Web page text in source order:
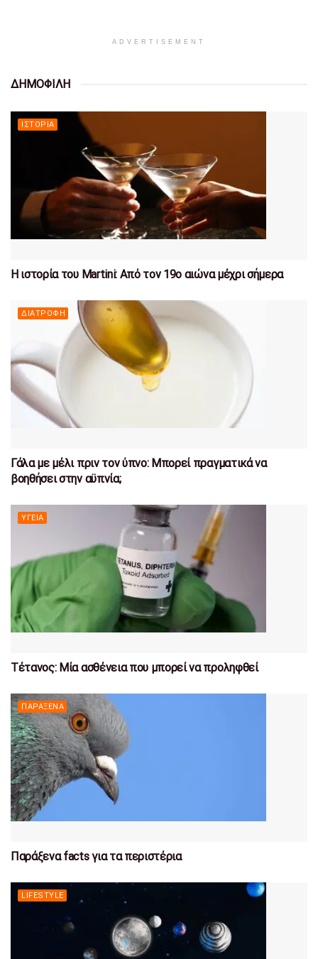
ADVERTISEMENT
ΔΗΜΟΦΙΛΗ
ΙΣΤΟΡΊΑ
Η ιστορία του Martini: Από τον 19ο αιώνα μέχρι σήμερα
ΔΙΑΤΡΟΦΉ
Γάλα με μέλι πριν τον ύπνο: Μπορεί πραγματικά να
βοηθήσει στην αϋπνία;
ΥΓΕΊΑ
Τέτανος: Μία ασθένεια που μπορεί να προληφθεί
ΠΑΡΆΞΕΝΑ
Παράξενα facts για τα περιστέρια
LIFESTYLE